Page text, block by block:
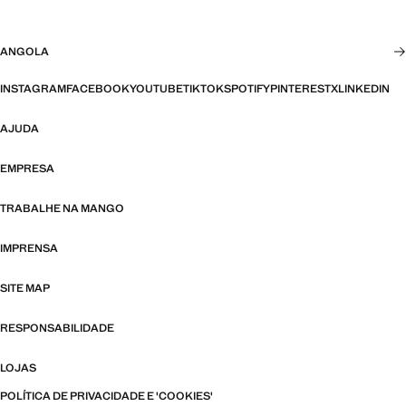
ANGOLA
INSTAGRAMFACEBOOKYOUTUBETIKTOKSPOTIFYPINTERESTXLINKEDIN
AJUDA
EMPRESA
TRABALHE NA MANGO
IMPRENSA
SITE MAP
RESPONSABILIDADE
LOJAS
POLÍTICA DE PRIVACIDADE E 'COOKIES'